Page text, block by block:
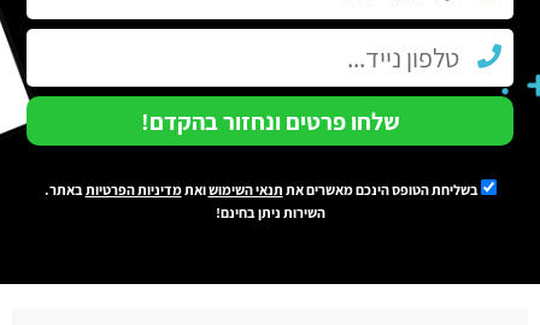
שלחו פרטים ונחזור בהקדם!
בשליחת הטופס הינכם מאשרים את תנאי השימושואתמדיניות הפרטיותבאתר.
השירות ניתן בחינם!